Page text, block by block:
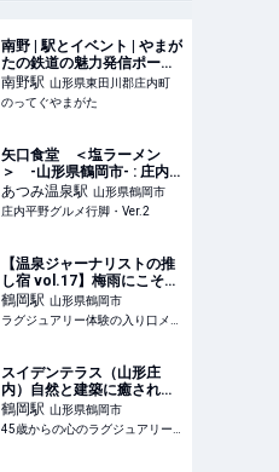
南野 | 駅とイベント | やまが
たの鉄道の魅力発信ポータ
ルサイト
南野駅 山形県東田川郡庄内町
のってぐやまがた
矢口食堂 ＜塩ラーメン
＞ -山形県鶴岡市- : 庄内
平野グルメ行脚・Ver.2
あつみ温泉駅 山形県鶴岡市
庄内平野グルメ行脚・Ver.2
【温泉ジャーナリストの推
し宿 vol.17】梅雨にこそ訪
れたい！水田に浮かぶ湯宿
で晴耕雨読を満喫する「ス
イデンテラス」
鶴岡駅 山形県鶴岡市
ラグジュアリー体験の入り口メディア
スイデンテラス（山形庄
内）自然と建築に癒され
る、静かな滞在時間
鶴岡駅 山形県鶴岡市
45歳からの心のラグジュアリーメディア